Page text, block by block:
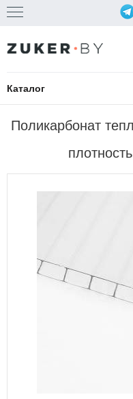
Каталог
Поликарбонат